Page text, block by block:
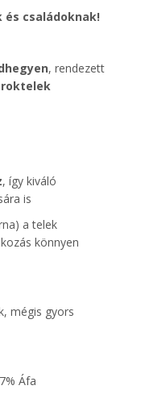
családoknak!
, rendezett
, így kiváló
is
a telek
könnyen
mégis gyors
Áfa